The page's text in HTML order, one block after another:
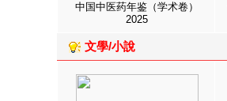
中国中医药年鉴（学术卷）
2025
文學/小說